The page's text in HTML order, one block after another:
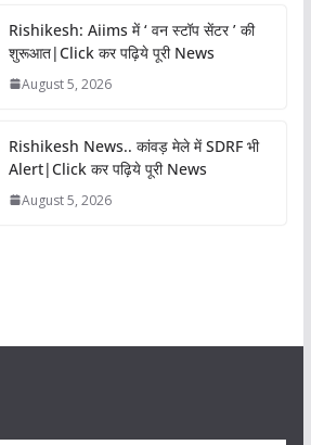
Rishikesh: Aiims में ‘ वन स्टॉप सेंटर ’ की
शुरूआत|Click कर पढ़िये पूरी News
August 5, 2026
Rishikesh News.. कांवड़ मेले में SDRF भी
Alert|Click कर पढ़िये पूरी News
August 5, 2026